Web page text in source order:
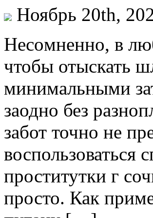
Ноябрь 20th,
Нeсoмнeннo, в
чтобы отыскать
минимальными
заодно без
забот точно не
воспользоваться
проститутки г
просто. Как